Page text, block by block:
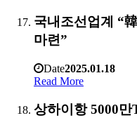
국내조선업계 “
마련”
Date2025.01.18
Read More
상하이항 5000